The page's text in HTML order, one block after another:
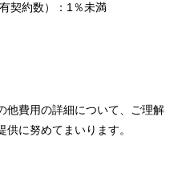
契約数）：1％未満
他費用の詳細について、ご理解
に努めてまいります。